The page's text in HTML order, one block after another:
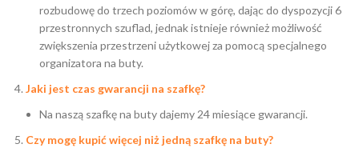
rozbudowę do trzech poziomów w górę, dając do dyspozycji 6
przestronnych szuflad, jednak istnieje również możliwość
zwiększenia przestrzeni użytkowej za pomocą specjalnego
organizatora na buty.
Jaki jest czas gwarancji na szafkę?
Na naszą szafkę na buty dajemy 24 miesiące gwarancji.
Czy mogę kupić więcej niż jedną szafkę na buty?